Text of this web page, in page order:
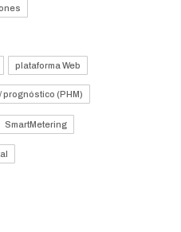
plataforma Web
(PHM)
SmartMetering